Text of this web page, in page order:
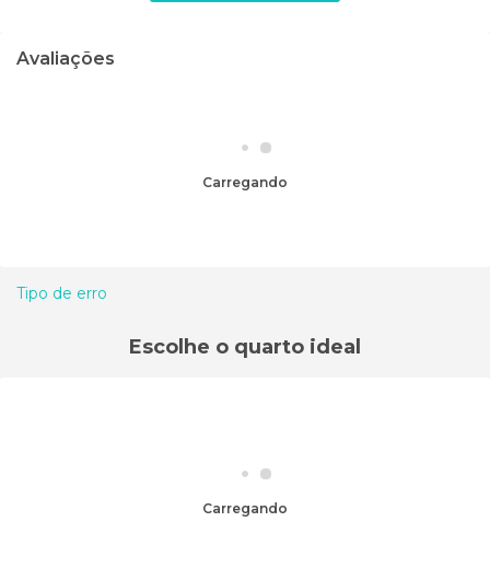
Avaliações
Carregando
Tipo de erro
Escolhe o quarto ideal
Carregando